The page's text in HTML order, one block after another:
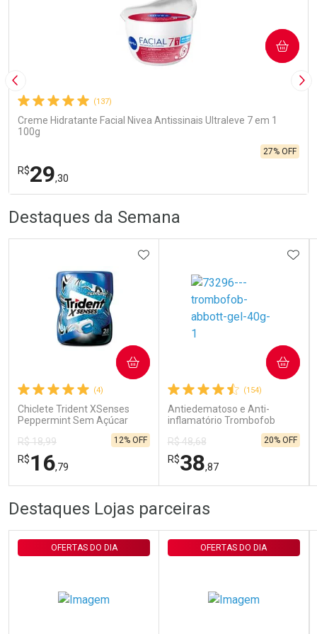
Imagem Anterior
(137)
Creme Hidratante Facial Nivea Antissinais Ultraleve 7 em 1
100g
R$29,30
27% OFF
COMPRAR
Laboratório
Comprar sem Desconto
Por R$ 29,30/cada
Por Menos
Comprar sem Desconto
Por R$ 29,30/cada
Destaques da Semana
(4)
Chiclete Trident XSenses
Peppermint Sem Açúcar
R$ 18,99
R$16,79
12% OFF
ADICIONAR AOS FAVORITOS
COMPRAR
FECHAR
Laboratório
FECHAR
Por Menos
(154)
Antiedematoso e Anti-
inflamatório Trombofob
R$ 48,68
R$38,87
20% OFF
COMPRAR
Por Menos
Destaques Lojas parceiras
OFERTAS DO DIA OFERTAS DO DIA